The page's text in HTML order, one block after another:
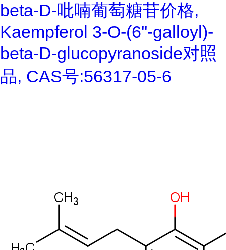
beta-D-吡喃葡萄糖苷价格,
Kaempferol 3-O-(6''-galloyl)-
beta-D-glucopyranoside对照
品, CAS号:56317-05-6